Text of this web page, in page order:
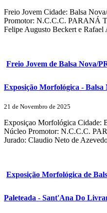
Freio Jovem Cidade: Balsa
Promotor: N.C.C.C. PARANÁ
Felipe Augusto Beckert e Rafael
Freio Jovem de Balsa Nova/
Exposição Morfológica - Balsa
21 de Novembro de 2025
Exposiçao Morfológica Cidade:
Núcleo Promotor: N.C.C.C.
Jurado: Claudio Neto de
Exposição Morfológica de
Paleteada - Sant'Ana Do